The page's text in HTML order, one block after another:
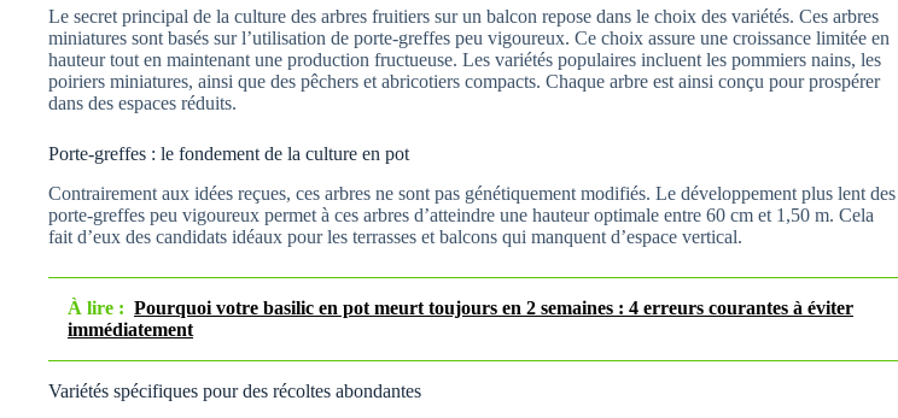
Le secret principal de la culture des arbres fruitiers sur un balcon repose dans le choix des variétés. Ces arbres
miniatures sont basés sur l’utilisation de porte-greffes peu vigoureux. Ce choix assure une croissance limitée en
hauteur tout en maintenant une production fructueuse. Les variétés populaires incluent les pommiers nains, les
poiriers miniatures, ainsi que des pêchers et abricotiers compacts. Chaque arbre est ainsi conçu pour prospérer
dans des espaces réduits.
Porte-greffes : le fondement de la culture en pot
Contrairement aux idées reçues, ces arbres ne sont pas génétiquement modifiés. Le développement plus lent des
porte-greffes peu vigoureux permet à ces arbres d’atteindre une hauteur optimale entre 60 cm et 1,50 m. Cela
fait d’eux des candidats idéaux pour les terrasses et balcons qui manquent d’espace vertical.
À lire : Pourquoi votre basilic en pot meurt toujours en 2 semaines : 4 erreurs courantes à éviter
immédiatement
Variétés spécifiques pour des récoltes abondantes